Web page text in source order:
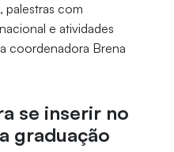
palestras com
e atividades
coordenadora Brena
se inserir no
graduação